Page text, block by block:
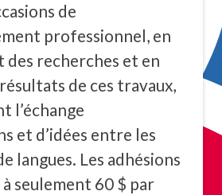
de
professionnel, en
recherches et en
de ces travaux,
l’échange
et d’idées entre les
langues. Les adhésions
seulement 60 $ par